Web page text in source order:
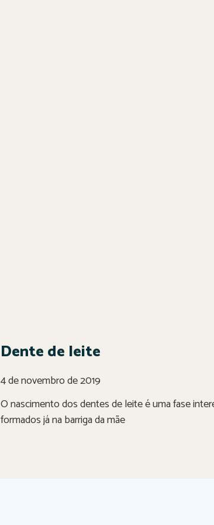
Dente de leite
4 de novembro de 2019
O nascimento dos dentes de leite é uma fase
formados já na barriga da mãe